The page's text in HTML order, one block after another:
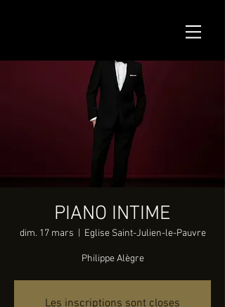
PIANO INTIME
dim. 17 mars Eglise Saint-Julien-le-Pauvre
Philippe Alègre
Les inscriptions sont closes